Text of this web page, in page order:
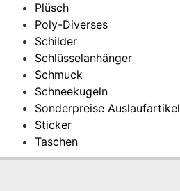
Plüsch
Poly-Diverses
Schilder
Schlüsselanhänger
Schmuck
Schneekugeln
Sonderpreise Auslaufartikel
Sticker
Taschen